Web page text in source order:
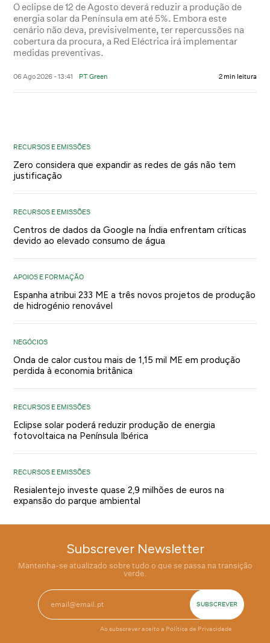
O eclipse de 12 de Agosto deverá reduzir a produção de
energia solar da Península em até 5%. Embora este
cenário não deva, previsivelmente, ter repercussões na
cobertura da procura, a Red Eléctrica irá implementar
medidas preventivas.
06 Ago 2026 - 13:41 PT Green 2 min leitura
RECURSOS E EMISSÕES
Zero considera que expandir as redes de gás não tem
justificação
RECURSOS E EMISSÕES
Centros de dados da Google na Índia enfrentam críticas
devido ao elevado consumo de água
APOIOS E FORMAÇÃO
Espanha atribui 233 ME a três novos projetos de produção
de hidrogénio renovável
NEGÓCIOS
Onda de calor custou mais de 1,15 mil ME em produção
perdida à economia britânica
RECURSOS E EMISSÕES
Eclipse solar poderá reduzir produção de energia
fotovoltaica na Península Ibérica
RECURSOS E EMISSÕES
Resialentejo investe quase 2,9 milhões de euros na
expansão do parque ambiental
Subscrever Newsletter
Mantenha-se atualizado sobre tudo o que se passa na transição
verde.
Ao subscrever aceito a Política de Privacidade